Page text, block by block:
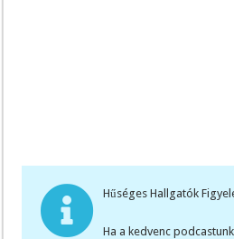
Hűséges Hallgatók
Ha a kedvenc